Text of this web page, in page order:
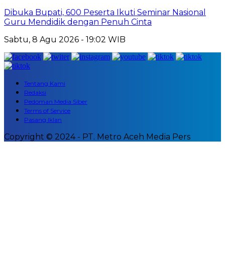
Dibuka Bupati, 600 Peserta Ikuti Seminar Nasional
Guru Mendidik dengan Penuh Cinta
Sabtu, 8 Agu 2026 - 19:02 WIB
Tentang Kami
Redaksi
Pedoman Media Siber
Terms of Service
Pasang Iklan
Copyright © 2024 - PT. Metro Aceh Media Pers